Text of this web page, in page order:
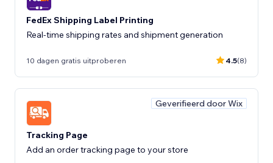
FedEx Shipping Label Printing
Real-time shipping rates and shipment generation
10 dagen gratis uitproberen 4.5(8)
Geverifieerd door Wix
Tracking Page
Add an order tracking page to your store